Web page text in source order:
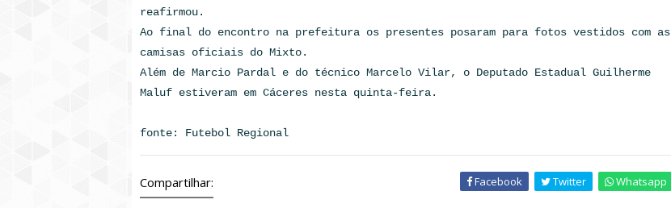
reafirmou.
Ao final do encontro na prefeitura os presentes posaram para fotos vestidos com as
camisas oficiais do Mixto.
Além de Marcio Pardal e do técnico Marcelo Vilar, o Deputado Estadual Guilherme
Maluf estiveram em Cáceres nesta quinta-feira.
fonte: Futebol Regional
Compartilhar: Facebook Twitter Whatsapp